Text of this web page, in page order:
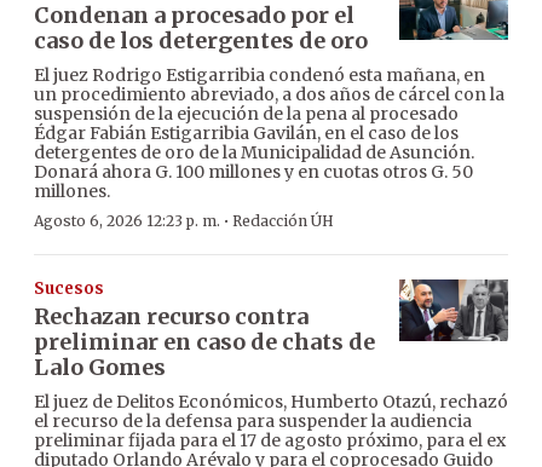
Condenan a procesado por el
caso de los detergentes de oro
El juez Rodrigo Estigarribia condenó esta mañana, en
un procedimiento abreviado, a dos años de cárcel con la
suspensión de la ejecución de la pena al procesado
Édgar Fabián Estigarribia Gavilán, en el caso de los
detergentes de oro de la Municipalidad de Asunción.
Donará ahora G. 100 millones y en cuotas otros G. 50
millones.
Agosto 6, 2026 12:23 p. m. · Redacción ÚH
Sucesos
Rechazan recurso contra
preliminar en caso de chats de
Lalo Gomes
El juez de Delitos Económicos, Humberto Otazú, rechazó
el recurso de la defensa para suspender la audiencia
preliminar fijada para el 17 de agosto próximo, para el ex
diputado Orlando Arévalo y para el coprocesado Guido